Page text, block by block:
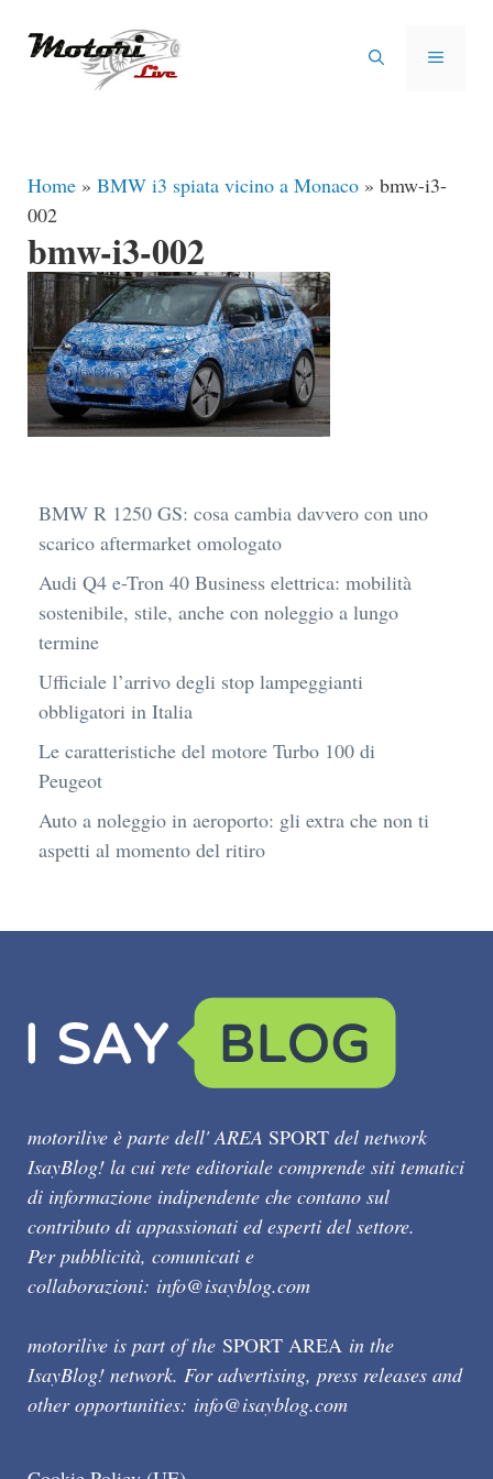
MENU
Home » BMW i3 spiata vicino a Monaco » bmw-i3-
002
bmw-i3-002
BMW R 1250 GS: cosa cambia davvero con uno
scarico aftermarket omologato
Audi Q4 e-Tron 40 Business elettrica: mobilità
sostenibile, stile, anche con noleggio a lungo
termine
Ufficiale l’arrivo degli stop lampeggianti
obbligatori in Italia
Le caratteristiche del motore Turbo 100 di
Peugeot
Auto a noleggio in aeroporto: gli extra che non ti
aspetti al momento del ritiro
motorilive è parte dell' AREA SPORT del network
IsayBlog! la cui rete editoriale comprende siti tematici
di informazione indipendente che contano sul
contributo di appassionati ed esperti del settore.
Per pubblicità, comunicati e
collaborazioni: info@isayblog.com
motorilive is part of the SPORT AREA in the
IsayBlog! network. For advertising, press releases and
other opportunities: info@isayblog.com